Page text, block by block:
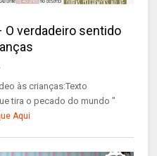
O verdadeiro sentido
às crianças:Texto
tira o pecado do mundo "
Aqui